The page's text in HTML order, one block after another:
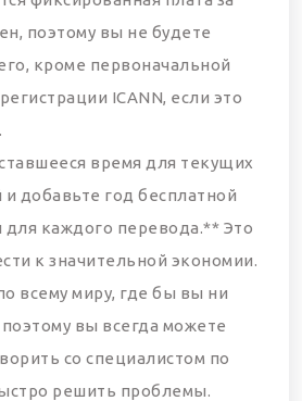
поэтому вы не будете
кроме первоначальной
ICANN, если это
время для текущих
и добавьте год бесплатной
для каждого перевода.** Это
к значительной экономии.
всему миру, где бы вы ни
вы всегда можете
со специалистом по
решить проблемы.